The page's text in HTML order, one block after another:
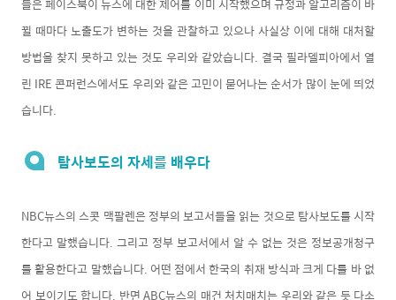
들은 페이스북이 뉴스에 대한 제어를 이미 시작했으며 규정과 알고리즘이 바
뀔 때마다 노출도가 변하는 것을 관찰하고 있으나 사실상 이에 대해 대처할
방법을 찾지 못하고 있는 것도 우리와 같았습니다. 결국 필라델피아에서 열
린 IRE 콘퍼런스에서도 우리와 같은 고민이 묻어나는 순서가 많이 눈에 띄었
습니다.
탐사보도의 자세를 배우다
NBC뉴스의 스콧 맥팔렌은 정부의 보고서들을 읽는 것으로 탐사보도를 시작
한다고 말했습니다. 그리고 정부 보고서에서 알 수 없는 것은 정보공개청구
를 활용한다고 말했습니다. 어떤 점에서 한국의 취재 방식과 크게 다를 바 없
어 보이기도 합니다. 반면 ABC뉴스의 매건 처치매치는 우리와 같은 듯 다소